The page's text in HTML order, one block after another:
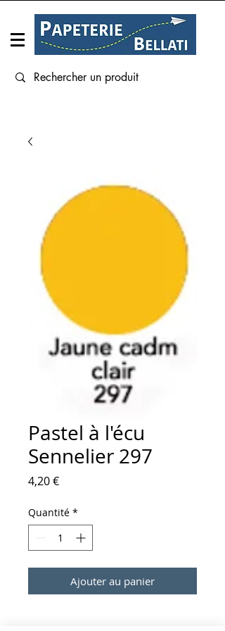
Pastel à l'écu
Sennelier 297
4,20 €Prix
Quantité *
Ajouter au panier